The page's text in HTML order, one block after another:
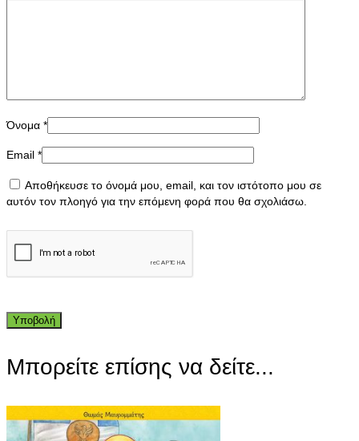
Όνομα *
Email *
Αποθήκευσε το όνομά μου, email, και τον ιστότοπο μου σε
αυτόν τον πλοηγό για την επόμενη φορά που θα σχολιάσω.
Μπορείτε επίσης να δείτε...